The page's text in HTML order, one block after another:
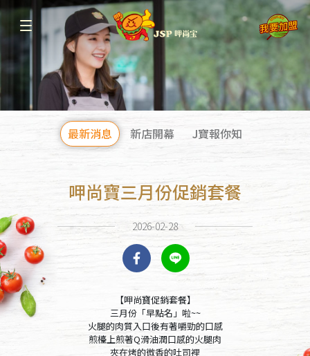
最新消息 新店開幕 J寶報你知
呷尚寶三月份促銷套餐
2026-02-28
【呷尚寶促銷套餐】
三月份「早點名」啦~~
火腿的肉質入口後有著嚼勁的口感
煎檯上煎著Q滑油潤口感的火腿肉
夾在烤的微香的吐司裡